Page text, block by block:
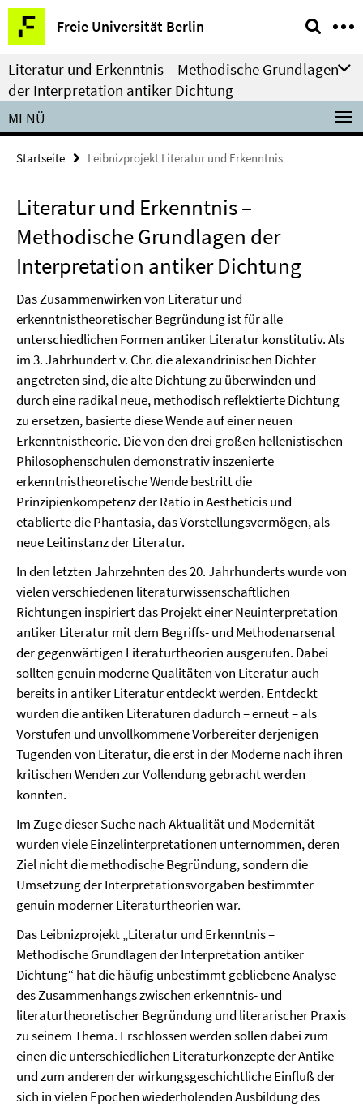
Springe
direkt
zu
Inhalt
Freie Universität Berlin
Service-
Navigation
Literatur und Erkenntnis – Methodische Grundlagen
der Interpretation antiker Dichtung
MENÜ
Startseite Leibnizprojekt Literatur und Erkenntnis
Literatur und Erkenntnis –
Methodische Grundlagen der
Interpretation antiker Dichtung
Das Zusammenwirken von Literatur und
erkenntnistheoretischer Begründung ist für alle
unterschiedlichen Formen antiker Literatur konstitutiv. Als
im 3. Jahrhundert v. Chr. die alexandrinischen Dichter
angetreten sind, die alte Dichtung zu überwinden und
durch eine radikal neue, methodisch reflektierte Dichtung
zu ersetzen, basierte diese Wende auf einer neuen
Erkenntnistheorie. Die von den drei großen hellenistischen
Philosophenschulen demonstrativ inszenierte
erkenntnistheoretische Wende bestritt die
Prinzipienkompetenz der Ratio in Aestheticis und
etablierte die Phantasia, das Vorstellungsvermögen, als
neue Leitinstanz der Literatur.
In den letzten Jahrzehnten des 20. Jahrhunderts wurde von
vielen verschiedenen literaturwissenschaftlichen
Richtungen inspiriert das Projekt einer Neuinterpretation
antiker Literatur mit dem Begriffs- und Methodenarsenal
der gegenwärtigen Literaturtheorien ausgerufen. Dabei
sollten genuin moderne Qualitäten von Literatur auch
bereits in antiker Literatur entdeckt werden. Entdeckt
wurden die antiken Literaturen dadurch – erneut – als
Vorstufen und unvollkommene Vorbereiter derjenigen
Tugenden von Literatur, die erst in der Moderne nach ihren
kritischen Wenden zur Vollendung gebracht werden
konnten.
Im Zuge dieser Suche nach Aktualität und Modernität
wurden viele Einzelinterpretationen unternommen, deren
Ziel nicht die methodische Begründung, sondern die
Umsetzung der Interpretationsvorgaben bestimmter
genuin moderner Literaturtheorien war.
Das Leibnizprojekt „Literatur und Erkenntnis –
Methodische Grundlagen der Interpretation antiker
Dichtung“ hat die häufig unbestimmt gebliebene Analyse
des Zusammenhangs zwischen erkenntnis- und
literaturtheoretischer Begründung und literarischer Praxis
zu seinem Thema. Erschlossen werden sollen dabei zum
einen die unterschiedlichen Literaturkonzepte der Antike
und zum anderen der wirkungsgeschichtliche Einfluß der
sich in vielen Epochen wiederholenden Ausbildung des